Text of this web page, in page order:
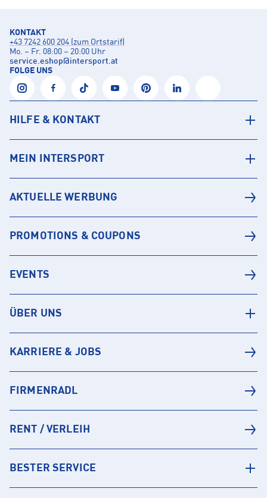
KONTAKT
+43 7242 600 204 (zum Ortstarif)
Mo. – Fr. 08:00 – 20:00 Uhr
service.eshop@intersport.at
FOLGE UNS
HILFE & KONTAKT
MEIN INTERSPORT
AKTUELLE WERBUNG
PROMOTIONS & COUPONS
EVENTS
ÜBER UNS
KARRIERE & JOBS
FIRMENRADL
RENT / VERLEIH
BESTER SERVICE